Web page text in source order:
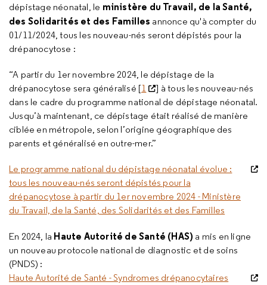
dépistage néonatal, le ministère du Travail, de la Santé,
des Solidarités et des Familles annonce qu'à compter du
01/11/2024, tous les nouveau-nés seront dépistés pour la
drépanocytose :
“A partir du 1er novembre 2024, le dépistage de la
drépanocytose sera généralisé [1
] à tous les nouveau-nés
dans le cadre du programme national de dépistage néonatal.
Jusqu’à maintenant, ce dépistage était réalisé de manière
ciblée en métropole, selon l’origine géographique des
parents et généralisé en outre-mer.”
Le programme national du dépistage néonatal évolue :
tous les nouveau-nés seront dépistés pour la
drépanocytose à partir du 1er novembre 2024 - Ministère
du Travail, de la Santé, des Solidarités et des Familles
En 2024, la Haute Autorité de Santé (HAS) a mis en ligne
un nouveau protocole national de diagnostic et de soins
(PNDS) :
Haute Autorité de Santé - Syndromes drépanocytaires